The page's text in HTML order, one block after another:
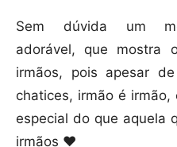
Sem dúvida um
adorável, que mostra
irmãos, pois apesar
chatices, irmão é
especial do que aquela
irmãos ❤️